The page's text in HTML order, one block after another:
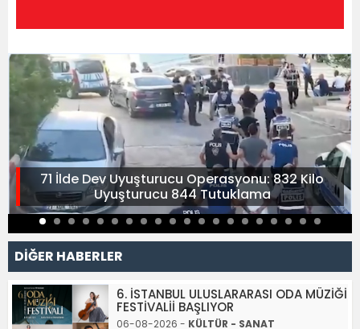
71 İlde Dev Uyuşturucu Operasyonu: 832 Kilo
Uyuşturucu 844 Tutuklama
DİĞER HABERLER
6. İSTANBUL ULUSLARARASI ODA MÜZİĞİ
FESTİVALİİ BAŞLIYOR
06-08-2026 - KÜLTÜR - SANAT